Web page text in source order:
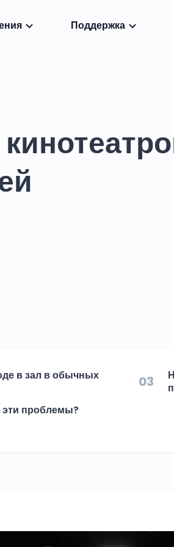
Поддержка
в зал в обычных
эти проблемы?
03